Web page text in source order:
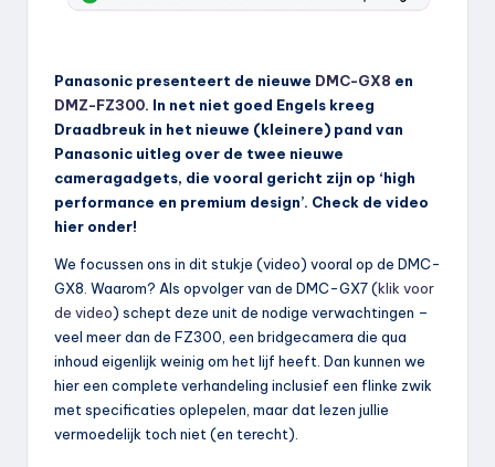
Panasonic presenteert de nieuwe DMC-GX8 en
DMZ-FZ300. In net niet goed Engels kreeg
Draadbreuk in het nieuwe (kleinere) pand van
Panasonic uitleg over de twee nieuwe
cameragadgets, die vooral gericht zijn op ‘high
performance en premium design’. Check de video
hier onder!
We focussen ons in dit stukje (video) vooral op de DMC-
GX8. Waarom? Als opvolger van de DMC-GX7 (klik voor
de video) schept deze unit de nodige verwachtingen –
veel meer dan de FZ300, een bridgecamera die qua
inhoud eigenlijk weinig om het lijf heeft. Dan kunnen we
hier een complete verhandeling inclusief een flinke zwik
met specificaties oplepelen, maar dat lezen jullie
vermoedelijk toch niet (en terecht).